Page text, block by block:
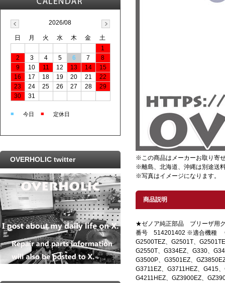
※この商品はメーカーお取り寄
※離島、北海道、沖縄は別途送
※写真はイメージになります。
商品説明
★ゼノア純正部品 ブリーザ用
番号 514201402 ※適合機種
G2500TEZ、G2501T、
G2550T、G334EZ、G330、
G3500P、G3501EZ、
G3711EZ、G3711HEZ、G415
G4211HEZ、GZ3900EZ、
2026/08
日 月 火 水 木 金
土
1
2
3 4 5 6 7
8
9
10 11 12 13 14
15
16
17 18 19 20 21
22
23
24 25 26 27 28
29
30
31
■ 今日 ■ 定休日
OVERHOLIC twitter